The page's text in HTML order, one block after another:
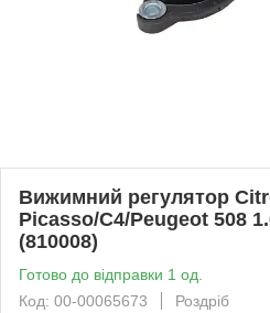
Вижимний регулятор
Picasso/C4/Peugeot 508
(810008)
Готово до відправки 1 од.
Код: 00-00065673
Роздріб